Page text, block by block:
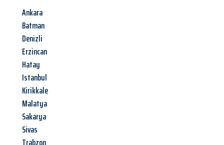
Ankara
Batman
Denizli
Erzincan
Hatay
Istanbul
Kirikkale
Malatya
Sakarya
Sivas